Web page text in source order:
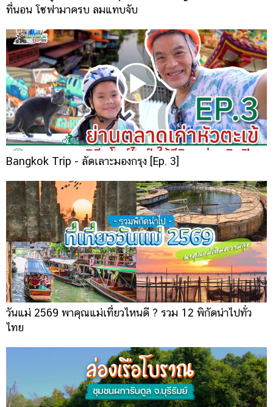
ที่นอน โซฟามาครบ ลมแทบจับ
Bangkok Trip - ลัดเลาะมองกรุง [Ep. 3]
วันแม่ 2569 พาคุณแม่เที่ยวไหนดี ? รวม 12 พิกัดน่าไปทั่ว
ไทย